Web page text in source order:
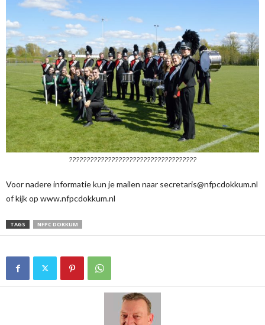
????????????????????????????????????
Voor nadere informatie kun je mailen naar secretaris@nfpcdokkum.nl
of kijk op www.nfpcdokkum.nl
TAGS NFPC DOKKUM